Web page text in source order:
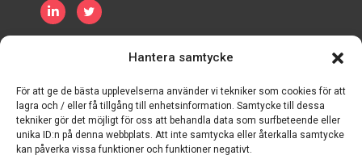
Hantera samtycke
För att ge de bästa upplevelserna använder vi tekniker som cookies för att
lagra och / eller få tillgång till enhetsinformation. Samtycke till dessa
tekniker gör det möjligt för oss att behandla data som surfbeteende eller
unika ID:n på denna webbplats. Att inte samtycka eller återkalla samtycke
kan påverka vissa funktioner och funktioner negativt.
Villkor och bestämmelser